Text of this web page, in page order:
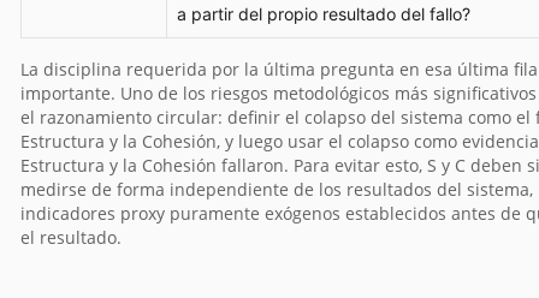
a partir del propio resultado del fallo?
La disciplina requerida por la última pregunta en esa última
importante. Uno de los riesgos metodológicos más
el razonamiento circular: definir el colapso del sistema como el
Estructura y la Cohesión, y luego usar el colapso como
Estructura y la Cohesión fallaron. Para evitar esto, S y C deben
medirse de forma independiente de los resultados del
indicadores proxy puramente exógenos establecidos antes de
el resultado.